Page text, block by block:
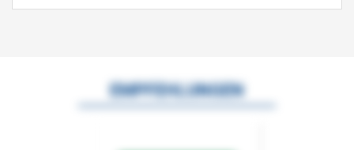
EMPFEHLUNGEN